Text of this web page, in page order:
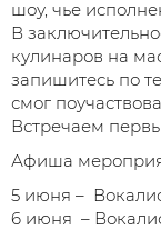
шоу, чье
В
кулинаров на
запишитесь по
смог
Встречаем
Афиша
5 июня –
6 июня –